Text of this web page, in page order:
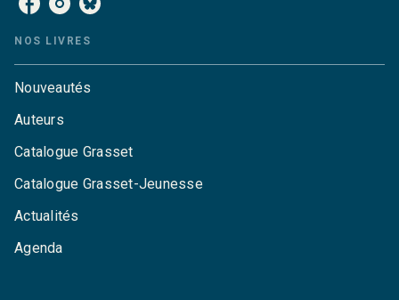
NOS LIVRES
Nouveautés
Auteurs
Catalogue Grasset
Catalogue Grasset-Jeunesse
Actualités
Agenda